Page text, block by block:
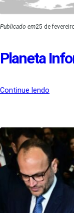
Publicado em25 de
Planeta
Continue lendo